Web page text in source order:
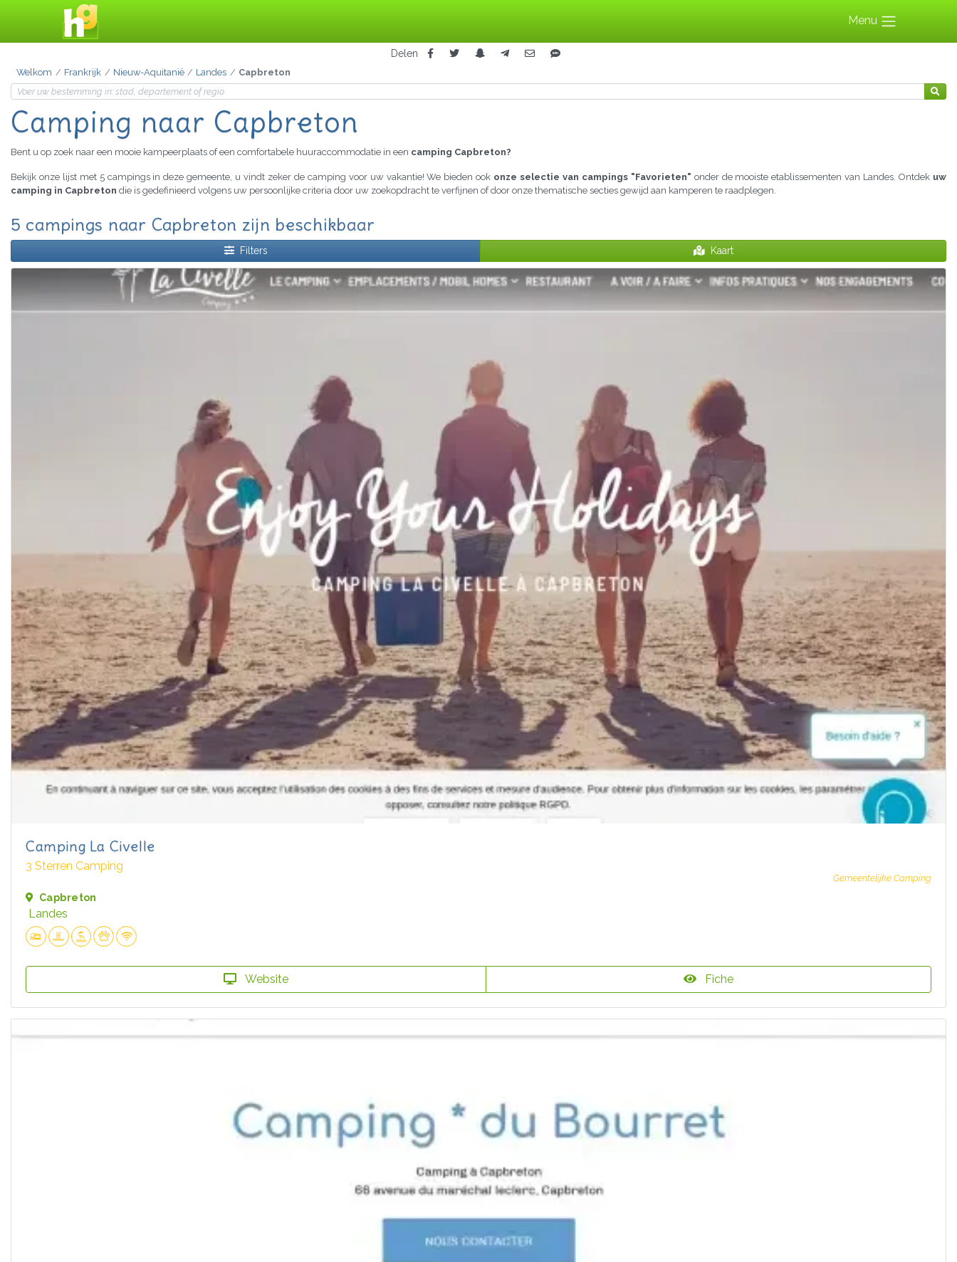
Menu
Delen
Welkom Frankrijk Nieuw-Aquitanië Landes Capbreton
Camping naar Capbreton
Bent u op zoek naar een mooie kampeerplaats of een comfortabele huuraccommodatie in een camping Capbreton?
Bekijk onze lijst met 5 campings in deze gemeente, u vindt zeker de camping voor uw vakantie! We bieden ook onze selectie van campings "Favorieten" onder de mooiste etablissementen van Landes. Ontdek uw
camping in Capbreton die is gedefinieerd volgens uw persoonlijke criteria door uw zoekopdracht te verfijnen of door onze thematische secties gewijd aan kamperen te raadplegen.
5 campings naar Capbreton zijn beschikbaar
Filters Kaart
Camping La Civelle
3 Sterren Camping
Gemeentelijke Camping
Capbreton
Landes
Website Fiche